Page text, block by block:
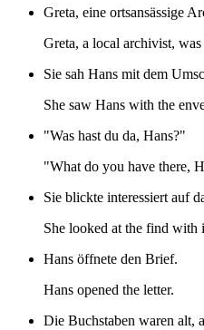
Greta, eine ortsansässige
Greta, a local archivist,
Sie sah Hans mit dem
She saw Hans with the
"Was hast du da, Hans?"
"What do you have there,
Sie blickte interessiert auf
She looked at the find with
Hans öffnete den Brief.
Hans opened the letter.
Die Buchstaben waren alt,